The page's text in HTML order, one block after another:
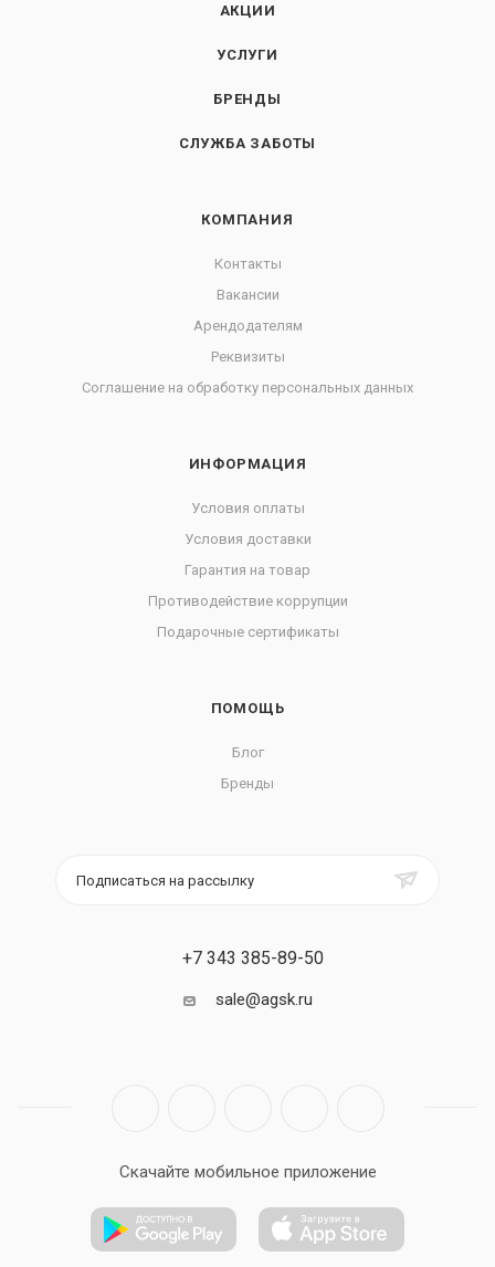
АКЦИИ
УСЛУГИ
БРЕНДЫ
СЛУЖБА ЗАБОТЫ
КОМПАНИЯ
Контакты
Вакансии
Арендодателям
Реквизиты
Соглашение на обработку персональных данных
ИНФОРМАЦИЯ
Условия оплаты
Условия доставки
Гарантия на товар
Противодействие коррупции
Подарочные сертификаты
ПОМОЩЬ
Блог
Бренды
Подписаться на рассылку
+7 343 385-89-50
sale@agsk.ru
Скачайте мобильное приложение